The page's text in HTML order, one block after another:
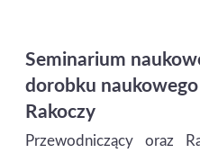
Seminarium
dorobku
Rakoczy
Przewodniczący oraz